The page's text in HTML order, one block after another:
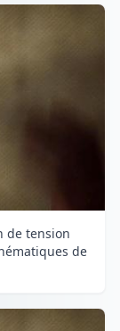
de tension
de